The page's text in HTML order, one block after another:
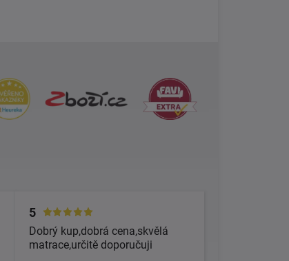
5
Dobrý kup,dobrá cena,skvělá
matrace,určitě doporučuji